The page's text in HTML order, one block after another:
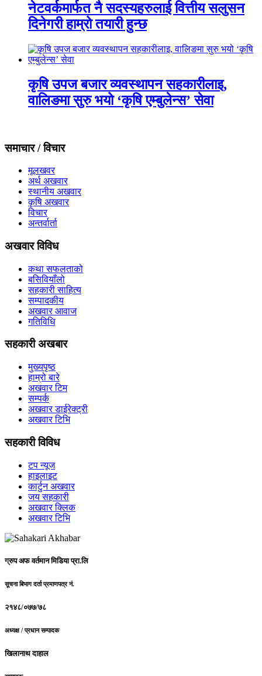
नेटवर्कमार्फत नै सदस्यहरुलाई वित्तीय सलुसन
दिनेगरी हाम्रो तयारी हुन्छ
कृषि उपज बजार व्यवस्थापन सहकारीलाइ,
वालिङमा सुरु भयो ‘कृषि एम्बुलेन्स’ सेवा
समाचार / विचार
मूलखवर
अर्थ अखवार
स्थानीय अखवार
कृषि अखवार
विचार
अन्तर्वार्ता
अखवार विविध
कथा सफलताको
बसिवियाँलो
सहकारी साहित्य
सम्पादकीय
अखवार आवाज
गतिविधि
सहकारी अखबार
मुख्यपृष्ठ
हाम्रो बारे
अखवार टिम
सम्पर्क
अखवार डाईरेक्ट्री
अखवार टिभि
सहकारी विविध
टप न्यूज
हाइलाइट
कार्टुन अखवार
जय सहकारी
अखवार क्लिक
अखवार टिभि
ग्रुप अफ वर्तमान मिडिया प्रा.लि
सूचना बिभाग दर्ता प्रमाणपत्र नं.
२१४८/०७७/७८
अध्यक्ष / प्रधान सम्पादक
खिलानाथ दाहाल